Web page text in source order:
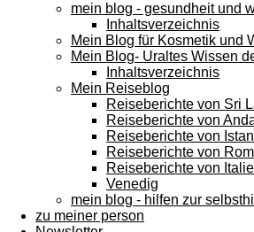
mein blog - gesundheit und
Inhaltsverzeichnis
Mein Blog für Kosmetik und
Mein Blog- Uraltes Wissen
Inhaltsverzeichnis
Mein Reiseblog
Reiseberichte von Sri
Reiseberichte von
Reiseberichte von
Reiseberichte von Rom
Reiseberichte von
Venedig
mein blog - hilfen zur
zu meiner person